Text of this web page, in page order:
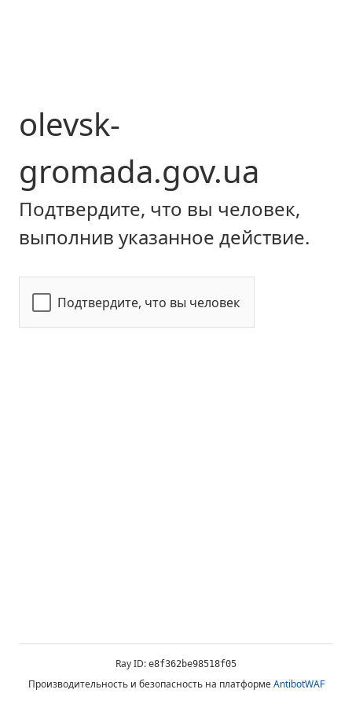
olevsk-
gromada.gov.ua
Подтвердите, что вы человек,
выполнив указанное действие.
Подтвердите, что вы человек
Ray ID: e8f362be98518f05
Производительность и безопасность на платформеAntibotWAF